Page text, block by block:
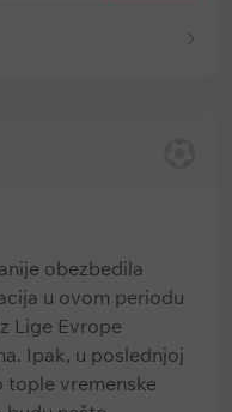
obezbedila
u ovom periodu
Lige Evrope
Ipak, u poslednjoj
tople vremenske